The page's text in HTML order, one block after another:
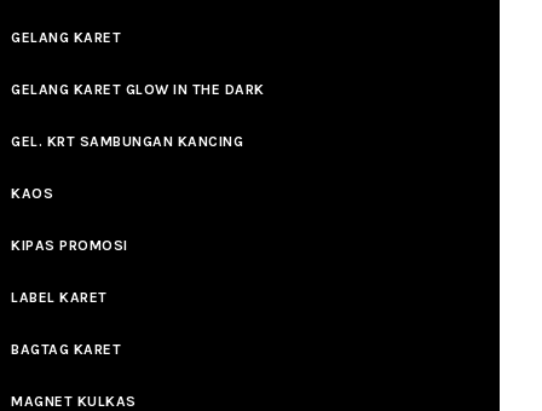
GELANG KARET
GELANG KARET GLOW IN THE DARK
GEL. KRT SAMBUNGAN KANCING
KAOS
KIPAS PROMOSI
LABEL KARET
BAGTAG KARET
MAGNET KULKAS